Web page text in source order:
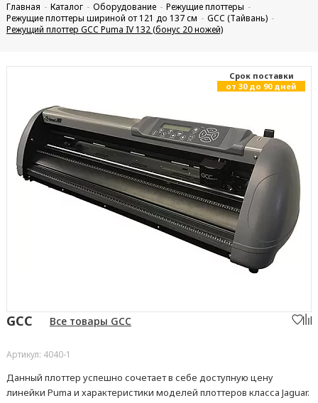
Главная Каталог Оборудование
Режущие плоттеры
Режущие плоттеры шириной от 121 до 137 см
GCC (Тайвань)
Режущий плоттер GCC Puma IV 132 (бонус 20 ножей)
Cрок поставки
от 30 до 90 дней
GCC Все товары GCC
Артикул: 4040-1
Данный плоттер успешно сочетает в себе доступную цену
линейки Puma и характеристики моделей плоттеров класса Jaguar.